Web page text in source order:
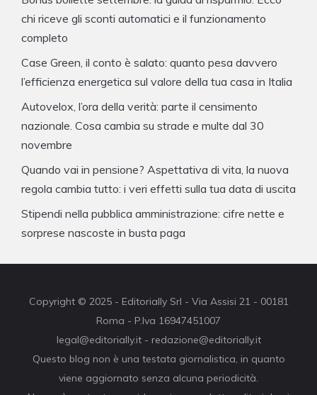
chi riceve gli sconti automatici e il funzionamento
completo
Case Green, il conto è salato: quanto pesa davvero
l’efficienza energetica sul valore della tua casa in Italia
Autovelox, l’ora della verità: parte il censimento
nazionale. Cosa cambia su strade e multe dal 30
novembre
Quando vai in pensione? Aspettativa di vita, la nuova
regola cambia tutto: i veri effetti sulla tua data di uscita
Stipendi nella pubblica amministrazione: cifre nette e
sorprese nascoste in busta paga
Copyright © 2025 - Editorially Srl - Via Assisi 21 - 00181
Roma - P.Iva 16947451007
legal@editorially.it - redazione@editorially.it
Questo blog non è una testata giornalistica, in quanto
viene aggiornato senza alcuna periodicità.